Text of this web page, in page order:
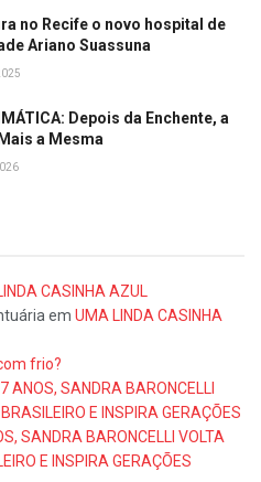
no Recife o novo hospital de
Ariano Suassuna
Depois da Enchente, a
a Mesma
CASINHA AZUL
em UMA LINDA CASINHA
frio?
ANOS, SANDRA BARONCELLI
E INSPIRA GERAÇÕES
SANDRA BARONCELLI VOLTA
E INSPIRA GERAÇÕES